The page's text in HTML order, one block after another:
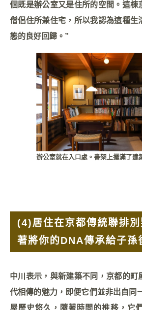
個既是辦公室又是住所的空間。這棟
僧侶住所兼住宅，所以我認為這種生
態的良好回歸。”
辦公室就在入口處。書架上擺滿了建
(4)居住在京都傳統聯排
著將你的DNA傳承給子孫
中川表示，與新建築不同，京都的町
代相傳的魅力，即便它們並非出自同
屋歷史悠久，隨著時間的推移，它